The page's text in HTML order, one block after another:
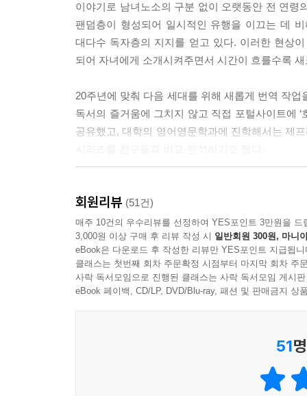
이야기로 남녀노소의 구분 없이 오랫동안 전 연
팬덤층이 형성되어 일시적인 유행을 이끄는 데
대다수 독자층의 지지를 얻고 있다. 이러한 현상
되어 자녀에게 소개시켜주면서 시간이 흐를수록
20주년에 맞춰 다음 세대를 위해 새롭게 번역 작
독서의 즐거움에 그치지 않고 직접 포털사이트에
공유했고, 대학의 영어영문학과에 진학해서는 제
전문적인 장르로 인정받지 못했고, 호그와트에 입
공고한 선입견을 떼어 낼 수 없었다. 그 때문에 기
번역 과정에서 어휘를 조절해야 했다. 역자는 성
비유적인 표현은 물론 의도를 독자들이 생생하게
차이 또한 꼼꼼하게 검토하고 크고 작은 톱니바퀴
회원리뷰 (51건)
매주 10건의 우수리뷰를 선정하여 YES포인트 3만원을 드
3,000원 이상 구매 후 리뷰 작성 시 일반회원 300원, 마니
eBook은 다운로드 후 작성한 리뷰만 YES포인트 지급됩니
클래스는 첫번째 회차 주문확정 시점부터 마지막 회차 주
사락 독서모임으로 진행된 클래스는 사락 독서모임 게시
eBook 페이백, CD/LP, DVD/Blu-ray, 패션 및 판매금지 상
51